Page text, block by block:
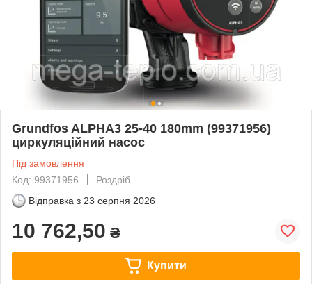
Grundfos ALPHA3 25-40 180mm (99371956)
циркуляційний насос
Під замовлення
Код: 99371956
Роздріб
Відправка з 23 серпня 2026
10 762,50 ₴
Купити